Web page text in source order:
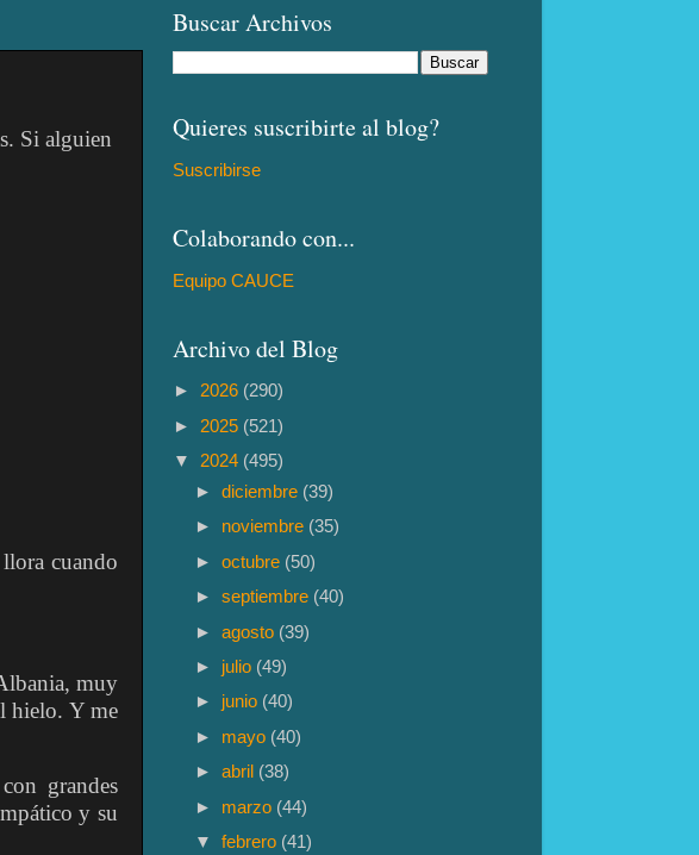
Si alguien
cuando
muy
hielo. Y me
grandes
y su
Buscar Archivos
Quieres suscribirte al blog?
Suscribirse
Colaborando con...
Equipo CAUCE
Archivo del Blog
► 2026 (290)
► 2025 (521)
▼ 2024 (495)
►diciembre (39)
► noviembre (35)
►octubre (50)
►septiembre (40)
►agosto (39)
► julio (49)
► junio (40)
► mayo (40)
►abril (38)
► marzo (44)
▼febrero (41)